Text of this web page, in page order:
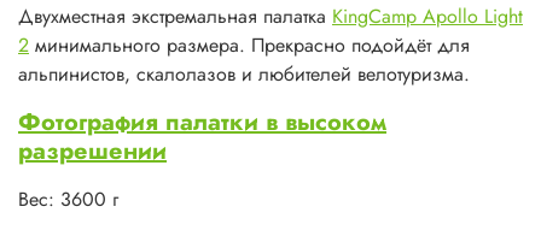
Двухместная экстремальная палатка KingCamp Apollo Light
2 минимального размера. Прекрасно подойдёт для
альпинистов, скалолазов и любителей велотуризма.
Фотография палатки в высоком
разрешении
Вес: 3600 г